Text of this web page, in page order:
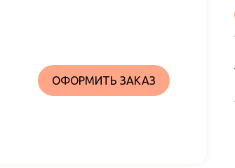
ОФОРМИТЬ ЗАКАЗ